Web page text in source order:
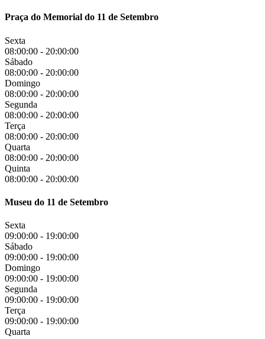
Praça do Memorial do 11 de Setembro
Sexta
08:00:00 - 20:00:00
Sábado
08:00:00 - 20:00:00
Domingo
08:00:00 - 20:00:00
Segunda
08:00:00 - 20:00:00
Terça
08:00:00 - 20:00:00
Quarta
08:00:00 - 20:00:00
Quinta
08:00:00 - 20:00:00
Museu do 11 de Setembro
Sexta
09:00:00 - 19:00:00
Sábado
09:00:00 - 19:00:00
Domingo
09:00:00 - 19:00:00
Segunda
09:00:00 - 19:00:00
Terça
09:00:00 - 19:00:00
Quarta